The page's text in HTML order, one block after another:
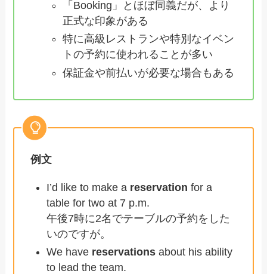
「Booking」とほぼ同義だが、より
正式な印象がある
特に高級レストランや特別なイベン
トの予約に使われることが多い
保証金や前払いが必要な場合もある
例文
I’d like to make a reservation for a
table for two at 7 p.m.
午後7時に2名でテーブルの予約をした
いのですが。
We have reservations about his ability
to lead the team.